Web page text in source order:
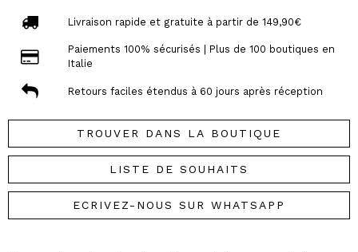
Livraison rapide et gratuite à partir de 149,90€
Paiements 100% sécurisés | Plus de 100 boutiques en
Italie
Retours faciles étendus à 60 jours après réception
TROUVER DANS LA BOUTIQUE
LISTE DE SOUHAITS
ECRIVEZ-NOUS SUR WHATSAPP